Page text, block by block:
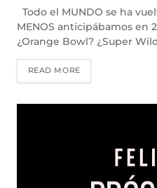
Todo el MUNDO se ha
MENOS anticipábamos en
¿Orange Bowl? ¿Super
READ MORE